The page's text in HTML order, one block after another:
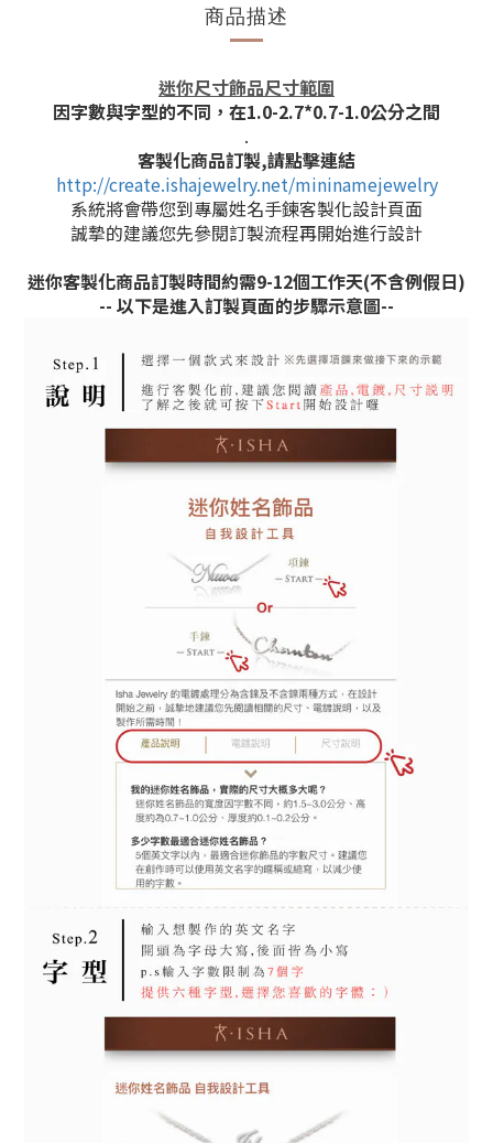
商品描述
迷你尺寸飾品尺寸範圍
因字數與字型的不同，在1.0-2.7*0.7-1.0公分之間
.
客製化商品訂製,請點擊連結
http://create.ishajewelry.net/mininamejewelry
系統將會帶您到專屬姓名手鍊客製化設計頁面
誠摯的建議您先參閱訂製流程再開始進行設計
迷你客製化商品訂製時間約需9-12個工作天(不含例假日)
-- 以下是進入訂製頁面的步驟示意圖--